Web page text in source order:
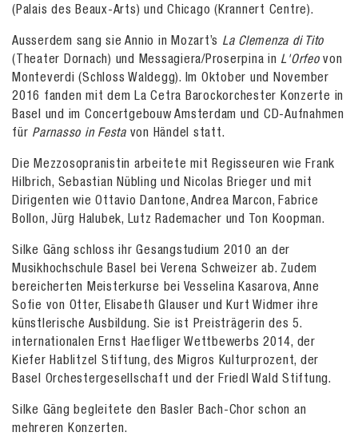
(Palais des Beaux-Arts) und Chicago (Krannert Centre).
Ausserdem sang sie Annio in Mozart’s La Clemenza di Tito
(Theater Dornach) und Messagiera/Proserpina in L'Orfeovon
Monteverdi (Schloss Waldegg). Im Oktober und November
2016 fanden mit dem La Cetra Barockorchester Konzerte in
Basel und im Concertgebouw Amsterdam und CD-Aufnahmen
für Parnasso in Festavon Händel statt.
Die Mezzosopranistin arbeitete mit Regisseuren wie Frank
Hilbrich, Sebastian Nübling und Nicolas Brieger und mit
Dirigenten wie Ottavio Dantone, Andrea Marcon, Fabrice
Bollon, Jürg Halubek, Lutz Rademacher und Ton Koopman.
Silke Gäng schloss ihr Gesangstudium 2010 an der
Musikhochschule Basel bei Verena Schweizer ab. Zudem
bereicherten Meisterkurse bei Vesselina Kasarova, Anne
Sofie von Otter, Elisabeth Glauser und Kurt Widmer ihre
künstlerische Ausbildung. Sie ist Preisträgerin des 5.
internationalen Ernst Haefliger Wettbewerbs 2014, der
Kiefer Hablitzel Stiftung, des Migros Kulturprozent, der
Basel Orchestergesellschaft und der Friedl Wald Stiftung.
Silke Gäng begleitete den Basler Bach-Chor schon an
mehreren Konzerten.